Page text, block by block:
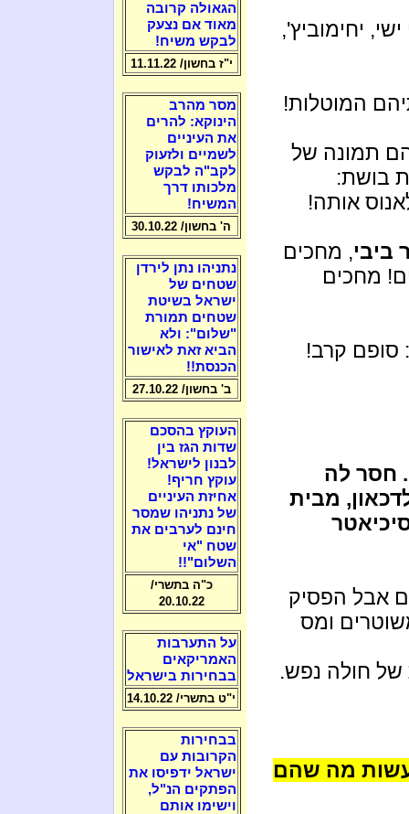
יחימוביץ',
המוטלות!
תמונה של
בושת:
אותה!
ביבי, מחכים
מחכים
סופם קרב!
חסר לה
מבית
אבל הפסיק
ומס
של חולה נפש.
מה שהם
הגאולה קרובה
מאוד אם נצעק
לבקש משיח!
י"ז בחשון/ 11.11.22
מסר מהרב
הינוקא: להרים
את העיניים
לשמיים ולזעוק
לקב"ה לבקש
מלכותו דרך
המשיח!
ה' בחשון/ 30.10.22
נתניהו נתן לירדן
שטחים של
ישראל בשיטת
שטחים תמורת
"שלום": ולא
הביא זאת לאישור
הכנסת!!
ב' בחשון/ 27.10.22
העוקץ בהסכם
שדות הגז בין
לבנון לישראל!
עוקץ חריף!
אחיזת העיניים
של נתניהו שמסר
חינם לערבים את
שטח "אי
השלום"!!
כ"ה בתשרי/
20.10.22
על התערבות
האמריקאים
בבחירות בישראל
י"ט בתשרי/ 14.10.22
בבחירות
הקרובות עם
ישראל ידפיסו את
הפתקים הנ"ל,
וישימו אותם